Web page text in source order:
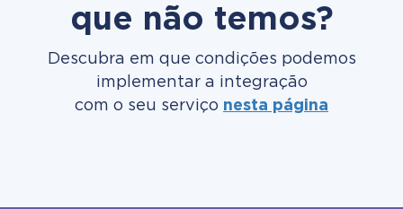
que não temos?
Descubra em que condições podemos
implementar a integração
com o seu serviço nesta página